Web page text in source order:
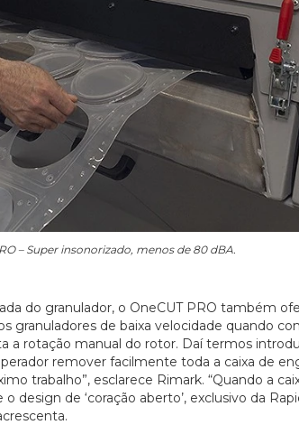
– Super insonorizado, menos de 80 dBA.
do granulador, o OneCUT PRO também
granuladores de baixa velocidade quando
a rotação manual do rotor. Daí termos
remover facilmente toda a caixa de
trabalho”, esclarece Rimark. “Quando a
design de ‘coração aberto’, exclusivo da